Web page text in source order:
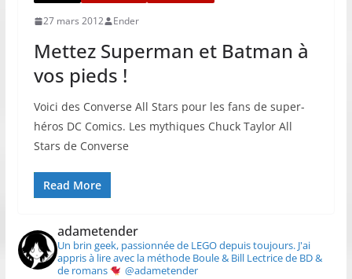
27 mars 2012 Ender
Mettez Superman et Batman à
vos pieds !
Voici des Converse All Stars pour les fans de super-
héros DC Comics. Les mythiques Chuck Taylor All
Stars de Converse
Read More
adametender
Un brin geek, passionnée de LEGO depuis toujours.J'ai
appris à lire avec la méthode Boule & Bill Lectrice de BD &
de romans
@adametender